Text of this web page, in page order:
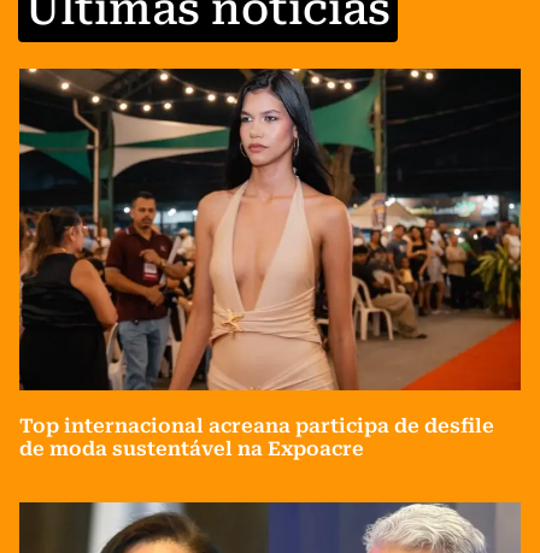
Top internacional acreana participa de desfile
de moda sustentável na Expoacre